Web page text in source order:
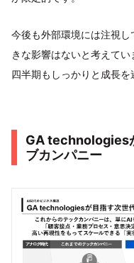
今後も外部環境には注視
きな影響はないと考えて
四半期もしっかりと成長を
GA technologies
ブカンパニー